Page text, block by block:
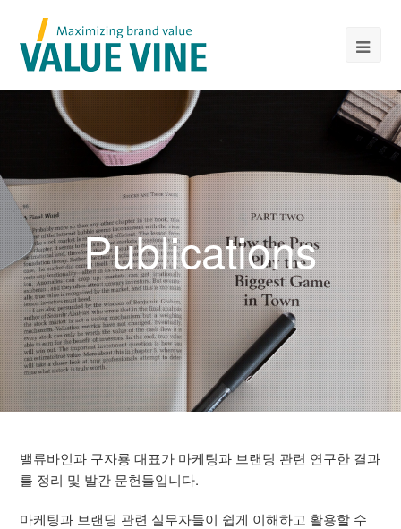
Publications
밸류바인과 구자룡 대표가 마케팅과 브랜딩 관련 연구한 결과
를 정리 및 발간 문헌들입니다.
마케팅과 브랜딩 관련 실무자들이 쉽게 이해하고 활용할 수